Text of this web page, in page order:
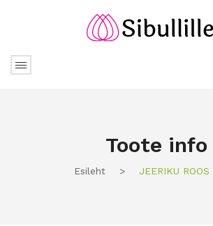
Toote info
Esileht > JEERIKU